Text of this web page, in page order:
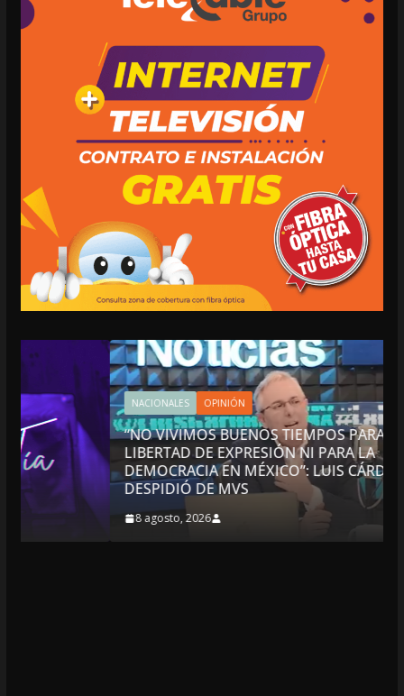
NACIONALES OPINIÓN
“NO VIVIMOS BUENOS TIEMPOS PARA LA
LIBERTAD DE EXPRESIÓN NI PARA LA
DEMOCRACIA EN MÉXICO”: LUIS CÁRDENAS; SE
DESPIDIÓ DE MVS
8 agosto, 2026